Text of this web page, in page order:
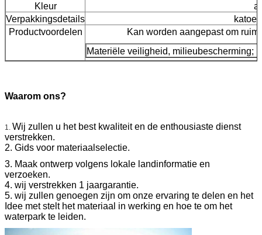
Kleur
Verpakkingsdetails
Productvoordelen
Kan worden aangepast om
Materiële veiligheid, milieubescherming;
Waarom ons?
1. Wij zullen u het best kwaliteit en de enthousiaste dienst
verstrekken.
2. Gids voor materiaalselectie.
3. Maak ontwerp volgens lokale landinformatie en
verzoeken.
4. wij verstrekken 1 jaargarantie.
5. wij zullen genoegen zijn om onze ervaring te delen en het
Idee met stelt het materiaal in werking en hoe te om het
waterpark te leiden.